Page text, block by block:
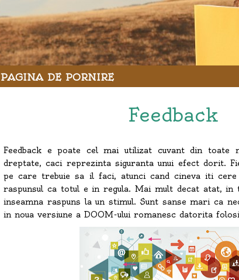
PAGINA DE PORNIRE
Feedback
Feedback e poate cel mai utilizat cuvant din toate
dreptate, caci reprezinta siguranta unui efect dorit.
pe care trebuie sa il faci, atunci cand cineva iti
raspunsul ca totul e in regula. Mai mult decat atat, in
inseamna raspuns la un stimul. Sunt sanse mari ca
in noua versiune a DOOM-ului romanesc datorita